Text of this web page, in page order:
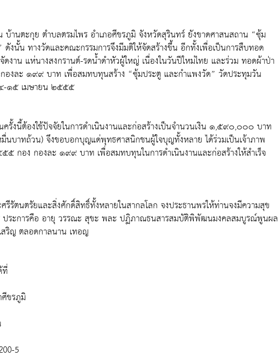
บ้านตะกุย ตำบลตรมไพร อำเภอศีขรภูมิ จังหวัดสุรินทร์ ยังขาดศาสนสถาน “ซุ้ม
งนั้น ทางวัดและคณะกรรมการจึงมีมติให้จัดสร้างขึ้น อีกทั้งเพื่อเป็นการสืบทอด
ดงาน แห่นางสงกรานต์-รดน้ำดำหัวผู้ใหญ่ เนื่องในวันปีใหม่ไทย และร่วม ทอดผ้าป่า
งละ ๑๙๙ บาท เพื่อสมทบทุนสร้าง “ซุ้มประตู และกำแพงวัด” วัดประทุมวัน
-๑๕ เมษายน ๒๕๕๕
ครั้งนี้ต้องใช้ปัจจัยในการดำเนินงานและก่อสร้างเป็นจำนวนเงิน ๑,๕๙๐,๐๐๐ บาท
นบาทถ้วน) จึงขอบอกบุญแด่พุทธศาสนิกชนผู้ใจบุญทั้งหลาย ได้ร่วมเป็นเจ้าภาพ
กอง กองละ ๑๙๙ บาท เพื่อสมทบทุนในการดำเนินงานและก่อสร้างให้สำเร็จ
รัตนตรัยและสิ่งศักดิ์สิทธิ์ทั้งหลายในสากลโลก จงประธานพรให้ท่านจงมีความสุข
ประการคือ อายุ วรรณะ สุขะ พละ ปฏิภาณธนสารสมบัติพิพัฒนมงคลสมบูรณ์พูนผล
ริญ ตลอดกาลนาน เทอญ
ขรภูมิ
5